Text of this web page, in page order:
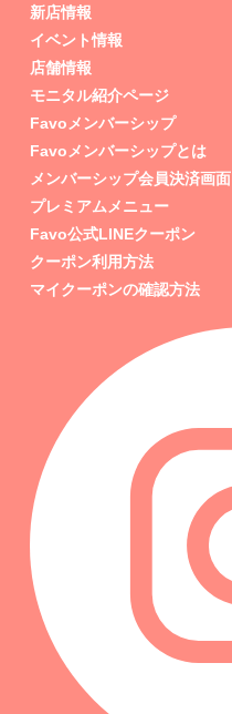
新店情報
イベント情報
店舗情報
モニタル紹介ページ
Favoメンバーシップ
Favoメンバーシップとは
メンバーシップ会員決済画面
プレミアムメニュー
Favo公式LINEクーポン
クーポン利用方法
マイクーポンの確認方法